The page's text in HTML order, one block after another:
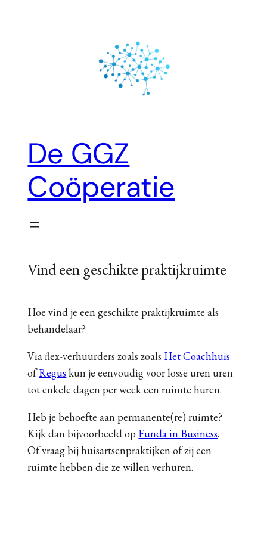
De GGZ
Coöperatie
Vind een geschikte praktijkruimte
Hoe vind je een geschikte praktijkruimte als
behandelaar?
Via flex-verhuurders zoals zoals Het Coachhuis
ofRegus kun je eenvoudig voor losse uren uren
tot enkele dagen per week een ruimte huren.
Heb je behoefte aan permanente(re) ruimte?
Kijk dan bijvoorbeeld op Funda in Business.
Of vraag bij huisartsenpraktijken of zij een
ruimte hebben die ze willen verhuren.